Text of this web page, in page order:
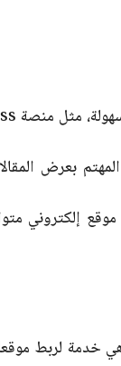
بعرض
إلكتروني
خدمة لربط موقعك